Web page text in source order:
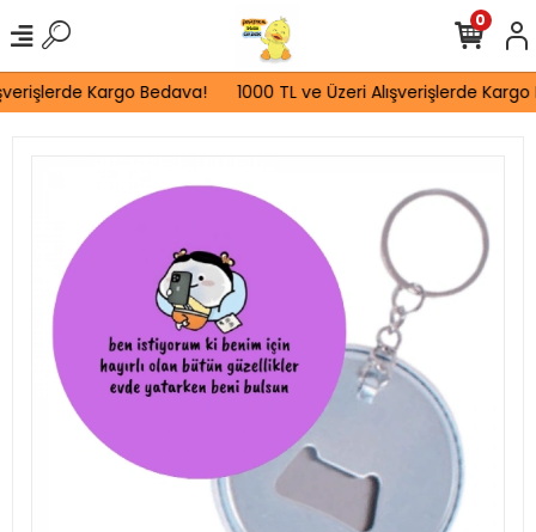
Kargo Bedava! 1000 TL ve Üzeri Alışverişlerde Kargo
0